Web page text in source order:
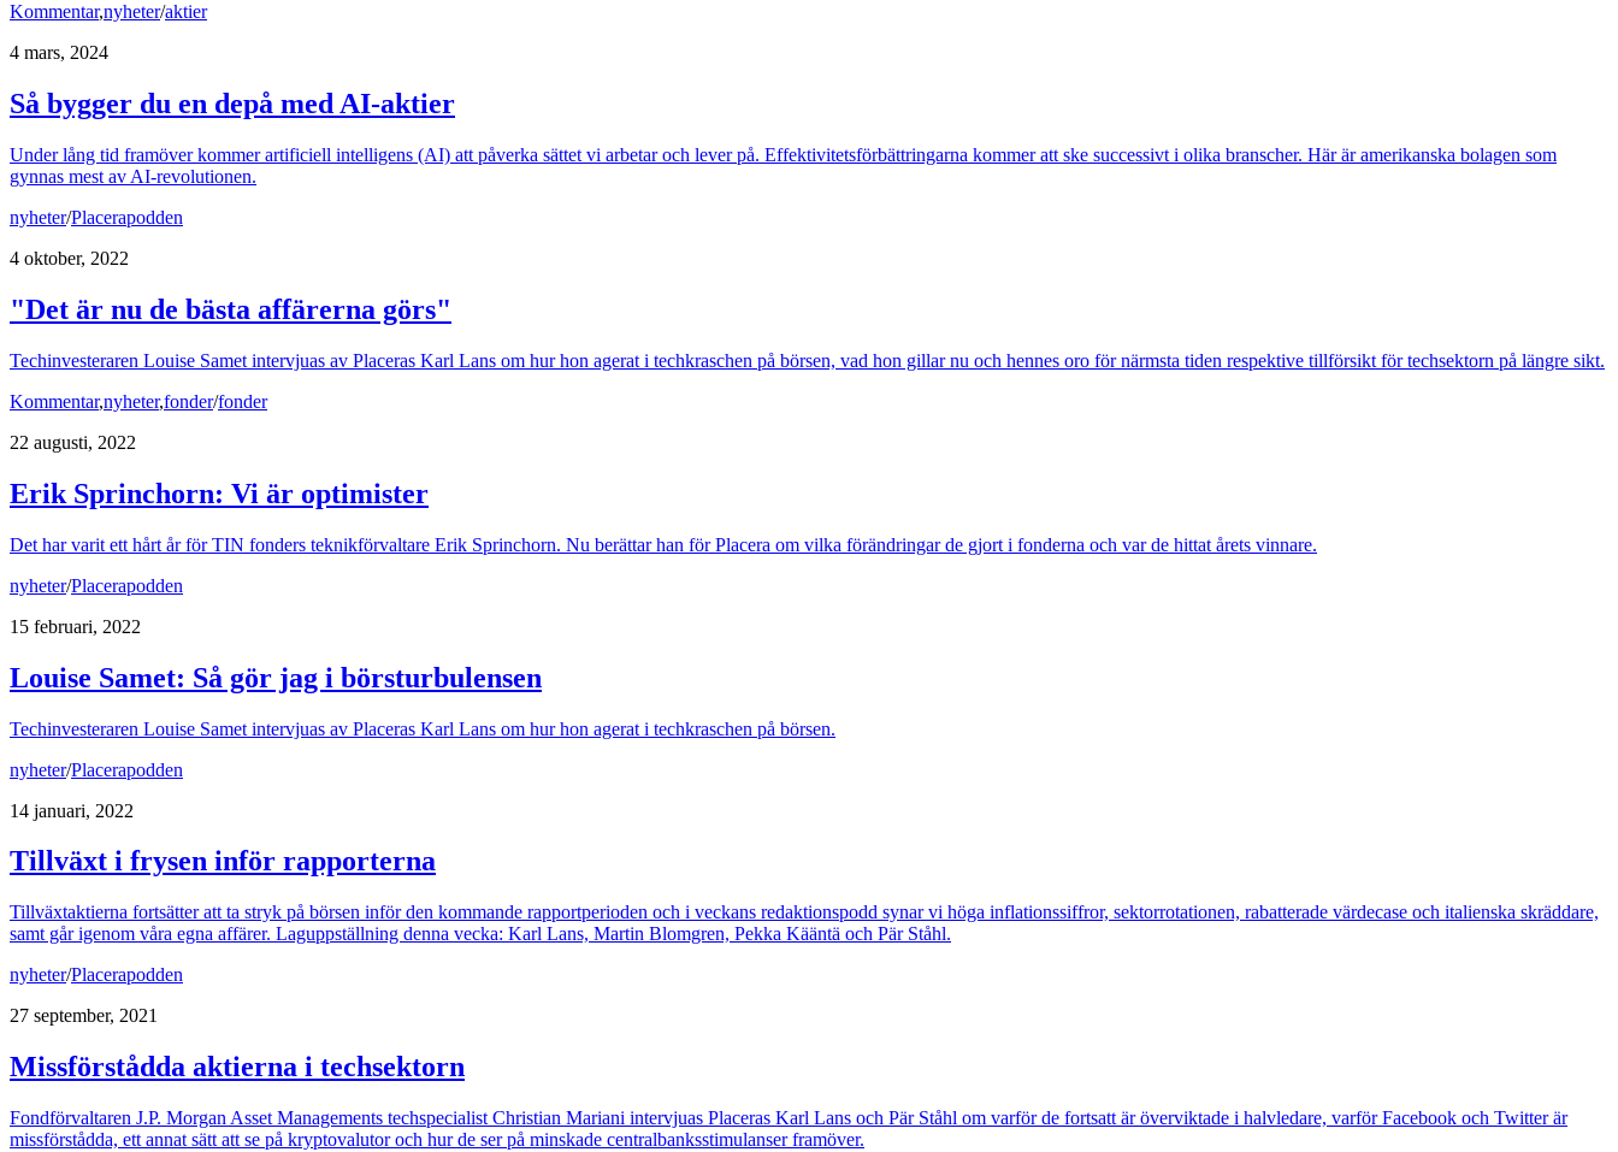
Kommentar,nyheter/aktier
4 mars, 2024
Så bygger du en depå med AI-aktier
Under lång tid framöver kommer artificiell intelligens (AI) att påverka sättet vi arbetar och lever på. Effektivitetsförbättringarna kommer att ske successivt i olika branscher. Här är amerikanska bolagen som
gynnas mest av AI-revolutionen.
nyheter/Placerapodden
4 oktober, 2022
"Det är nu de bästa affärerna görs"
Techinvesteraren Louise Samet intervjuas av Placeras Karl Lans om hur hon agerat i techkraschen på börsen, vad hon gillar nu och hennes oro för närmsta tiden respektive tillförsikt för techsektorn på längre sikt.
Kommentar,nyheter,fonder/fonder
22 augusti, 2022
Erik Sprinchorn: Vi är optimister
Det har varit ett hårt år för TIN fonders teknikförvaltare Erik Sprinchorn. Nu berättar han för Placera om vilka förändringar de gjort i fonderna och var de hittat årets vinnare.
nyheter/Placerapodden
15 februari, 2022
Louise Samet: Så gör jag i börsturbulensen
Techinvesteraren Louise Samet intervjuas av Placeras Karl Lans om hur hon agerat i techkraschen på börsen.
nyheter/Placerapodden
14 januari, 2022
Tillväxt i frysen inför rapporterna
Tillväxtaktierna fortsätter att ta stryk på börsen inför den kommande rapportperioden och i veckans redaktionspodd synar vi höga inflationssiffror, sektorrotationen, rabatterade värdecase och italienska skräddare,
samt går igenom våra egna affärer. Laguppställning denna vecka: Karl Lans, Martin Blomgren, Pekka Kääntä och Pär Ståhl.
nyheter/Placerapodden
27 september, 2021
Missförstådda aktierna i techsektorn
Fondförvaltaren J.P. Morgan Asset Managements techspecialist Christian Mariani intervjuas Placeras Karl Lans och Pär Ståhl om varför de fortsatt är överviktade i halvledare, varför Facebook och Twitter är
missförstådda, ett annat sätt att se på kryptovalutor och hur de ser på minskade centralbanksstimulanser framöver.